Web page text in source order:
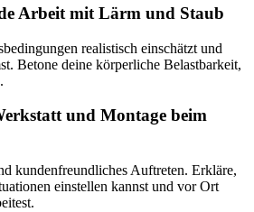
Arbeit mit Lärm und Staub
realistisch einschätzt und
Betone deine körperliche Belastbarkeit,
und Montage beim
kundenfreundliches Auftreten. Erkläre,
einstellen kannst und vor Ort